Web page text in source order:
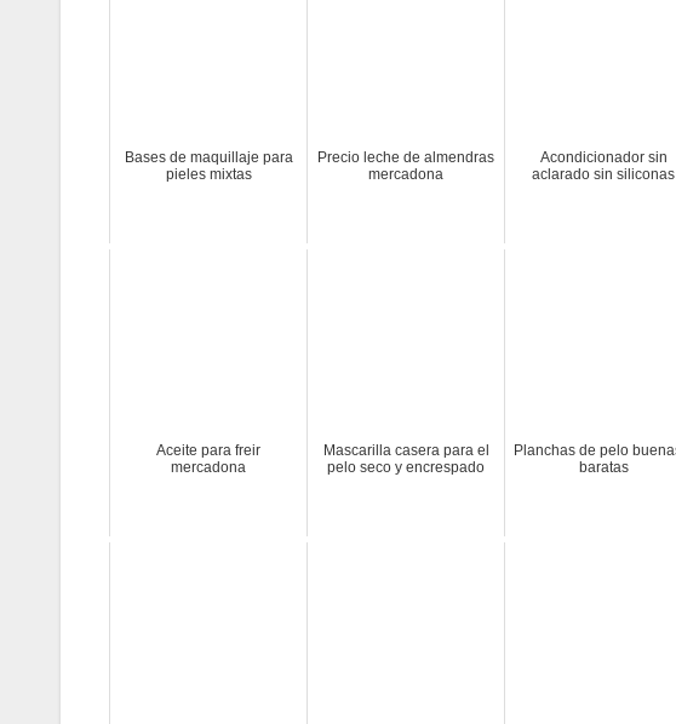
Bases de maquillaje para
pieles mixtas
Precio leche de almendras
mercadona
Acondicionador sin
aclarado sin siliconas
Aceite para freir
mercadona
Mascarilla casera para el
pelo seco y encrespado
Planchas de pelo
baratas